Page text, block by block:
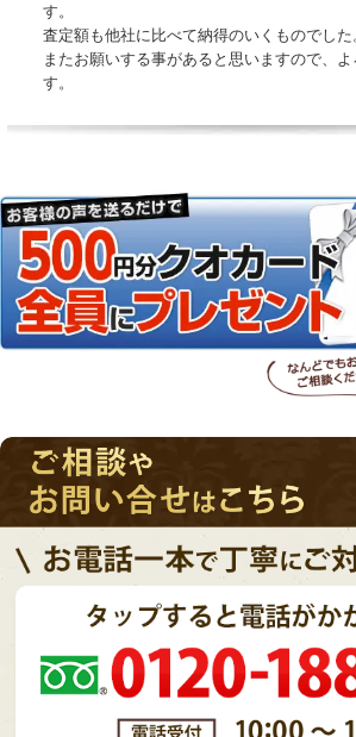
す。
査定額も他社に比べて納得のいくものでした
またお願いする事があると思いますので、
す。